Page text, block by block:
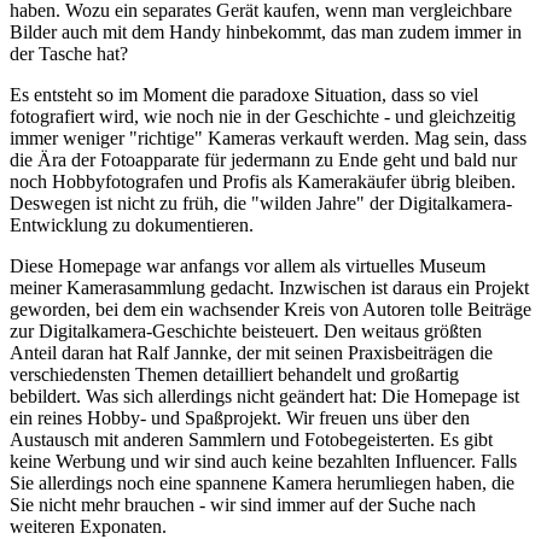
haben. Wozu ein separates Gerät kaufen, wenn man vergleichbare
Bilder auch mit dem Handy hinbekommt, das man zudem immer in
der Tasche hat?
Es entsteht so im Moment die paradoxe Situation, dass so viel
fotografiert wird, wie noch nie in der Geschichte - und gleichzeitig
immer weniger "richtige" Kameras verkauft werden. Mag sein, dass
die Ära der Fotoapparate für jedermann zu Ende geht und bald nur
noch Hobbyfotografen und Profis als Kamerakäufer übrig bleiben.
Deswegen ist nicht zu früh, die "wilden Jahre" der Digitalkamera-
Entwicklung zu dokumentieren.
Diese Homepage war anfangs vor allem als virtuelles Museum
meiner Kamerasammlung gedacht. Inzwischen ist daraus ein Projekt
geworden, bei dem ein wachsender Kreis von Autoren tolle Beiträge
zur Digitalkamera-Geschichte beisteuert. Den weitaus größten
Anteil daran hat Ralf Jannke, der mit seinen Praxisbeiträgen die
verschiedensten Themen detailliert behandelt und großartig
bebildert. Was sich allerdings nicht geändert hat: Die Homepage ist
ein reines Hobby- und Spaßprojekt. Wir freuen uns über den
Austausch mit anderen Sammlern und Fotobegeisterten. Es gibt
keine Werbung und wir sind auch keine bezahlten Influencer. Falls
Sie allerdings noch eine spannene Kamera herumliegen haben, die
Sie nicht mehr brauchen - wir sind immer auf der Suche nach
weiteren Exponaten.